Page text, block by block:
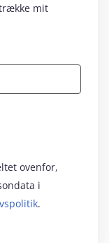
mit
ovenfor,
i
.